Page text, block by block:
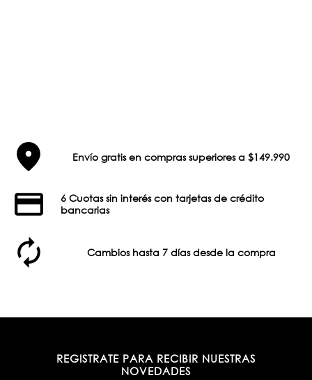
Envío gratis en compras superiores a $149.990
6 Cuotas sin interés con tarjetas de crédito
bancarias
Cambios hasta 7 días desde la compra
REGISTRATE PARA RECIBIR NUESTRAS
NOVEDADES